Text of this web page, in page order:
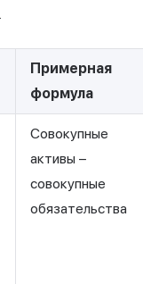
Примерная
формула
Совокупные
активы −
совокупные
обязательства